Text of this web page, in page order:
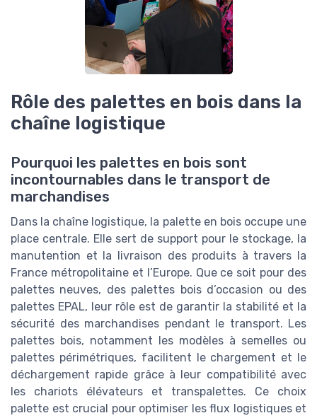
Rôle des palettes en bois dans la
chaîne logistique
Pourquoi les palettes en bois sont
incontournables dans le transport de
marchandises
Dans la chaîne logistique, la palette en bois occupe une
place centrale. Elle sert de support pour le stockage, la
manutention et la livraison des produits à travers la
France métropolitaine et l’Europe. Que ce soit pour des
palettes neuves, des palettes bois d’occasion ou des
palettes EPAL, leur rôle est de garantir la stabilité et la
sécurité des marchandises pendant le transport. Les
palettes bois, notamment les modèles à semelles ou
palettes périmétriques, facilitent le chargement et le
déchargement rapide grâce à leur compatibilité avec
les chariots élévateurs et transpalettes. Ce choix
palette est crucial pour optimiser les flux logistiques et